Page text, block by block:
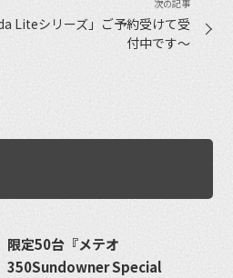
Liteシリーズ」ご予約受けて受
付中です〜
限定50台『メテオ
350Sundowner Special